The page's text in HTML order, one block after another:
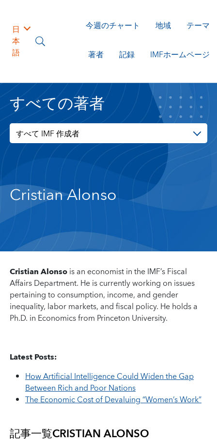
日
本
語
今週のチャート 地域 テーマ
著者 記録 IMFホームページ
すべての著者
すべて IMF 作成者
Cristian Alonso
Cristian Alonsois an economist in the IMF’s Fiscal
Affairs Department. He is currently working on issues
pertaining to consumption, income, and gender
inequality, labor markets, and fiscal policy. He holds a
Ph.D. in Economics from Princeton University.
Latest Posts:
How Artificial Intelligence Could Widen the Gap
Between Rich and Poor Nations
The Economic Cost of Devaluing “Women’s Work”
記事一覧CRISTIAN ALONSO